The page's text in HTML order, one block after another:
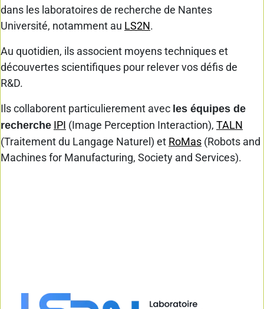
dans les laboratoires de recherche de Nantes
Université, notamment au LS2N.
Au quotidien, ils associent moyens techniques et
découvertes scientifiques pour relever vos défis de
R&D.
Ils collaborent particulierement avec les équipes de
recherche IPI (Image Perception Interaction), TALN
(Traitement du Langage Naturel) et RoMas (Robots and
Machines for Manufacturing, Society and Services).